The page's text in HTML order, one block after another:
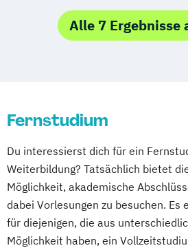
Doctor of Business
Alle 7 Ergebnisse
Fernstudium
Du interessierst dich für ein
Weiterbildung? Tatsächlich bietet
Möglichkeit, akademische
dabei Vorlesungen zu besuchen. Es
für diejenigen, die aus
Möglichkeit haben, ein